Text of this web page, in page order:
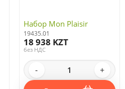
Набор Mon Plaisir
19435.01
18 938 KZT
без НДС
- +